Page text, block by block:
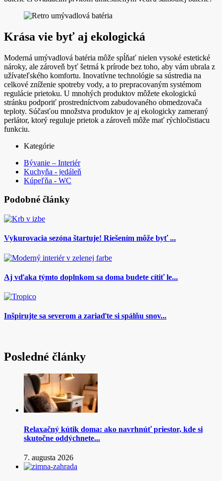
Krása vie byť aj ekologická
Moderná umývadlová batéria môže spĺňať nielen vysoké estetické
nároky, ale zároveň byť šetrná k prírode bez toho, aby vám ubrala z
užívateľského komfortu. Inovatívne technológie sa sústredia na
celkové zníženie spotreby vody, a to prepracovaným systémom
regulácie prietoku. U mnohých produktov môžete ekologickú
stránku podporiť prostredníctvom zabudovaného obmedzovača
teploty. Súčasťou množstva produktov je aj ekologicky zameraný
perlátor, ktorý reguluje prietok a zároveň môže mať rýchločistiacu
funkciu.
Kategórie
Bývanie – Interiér
Kuchyňa - jedáleň
Kúpeľňa - WC
Podobné články
Vykurovacia sezóna štartuje! Riešením môže byť ...
Aj vďaka týmto doplnkom sa doma budete cítiť le...
Inšpirujte sa severom a zariaďte si spálňu snov...
Posledné články
Relaxačný kútik doma: ako navrhnúť priestor, kde si
skutočne oddýchnete...
7. augusta 2026